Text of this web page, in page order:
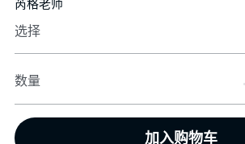
2019获奖记录
芮格老师
选择
数量
加入购物车